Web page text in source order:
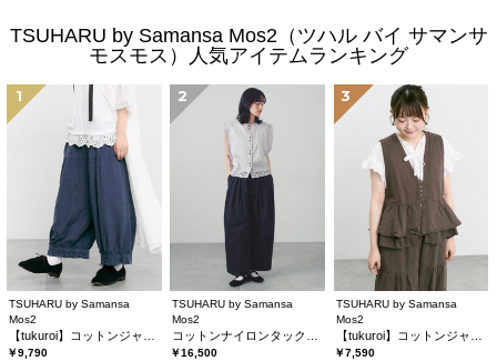
TSUHARU by Samansa Mos2（ツハル バイ サマンサ
モスモス）人気アイテムランキング
1
TSUHARU by Samansa
Mos2
￥9,790
2
TSUHARU by Samansa
Mos2
￥16,500
3
TSUHARU by Samansa
Mos2
￥7,590